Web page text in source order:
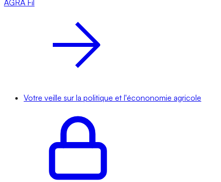
AGRA Fil
Votre veille sur la politique et l'écononomie agricole